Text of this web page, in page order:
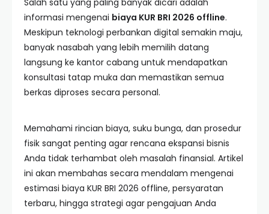
informasi mengenai biaya KUR BRI 2026 offline.
Meskipun teknologi perbankan digital semakin maju,
banyak nasabah yang lebih memilih datang
langsung ke kantor cabang untuk mendapatkan
konsultasi tatap muka dan memastikan semua
berkas diproses secara personal.
Memahami rincian biaya, suku bunga, dan prosedur
fisik sangat penting agar rencana ekspansi bisnis
Anda tidak terhambat oleh masalah finansial. Artikel
ini akan membahas secara mendalam mengenai
estimasi biaya KUR BRI 2026 offline, persyaratan
terbaru, hingga strategi agar pengajuan Anda